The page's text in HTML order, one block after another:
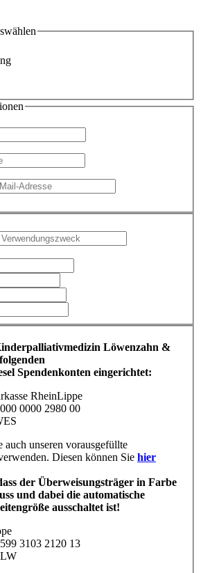
Löwenzahn &
Spendenkonten eingerichtet:
RheinLippe
0000 2980 00
unseren vorausgefüllte
Diesen können Sie hier
der Überweisungsträger in Farbe
und dabei die automatische
ausschaltet ist!
3103 2120 13